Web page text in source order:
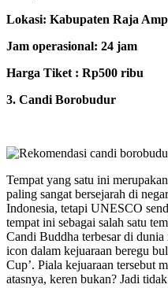
Lokasi: Kabupaten Raja
Jam operasional: 24 jam
Harga Tiket : Rp500 ribu
3. Candi Borobudur
Tempat yang satu ini
paling sangat bersejarah di
Indonesia, tetapi UNESCO
tempat ini sebagai salah satu
Candi Buddha terbesar di dunia
icon dalam kejuaraan beregu
Cup’. Piala kejuaraan tersebut
atasnya, keren bukan? Jadi